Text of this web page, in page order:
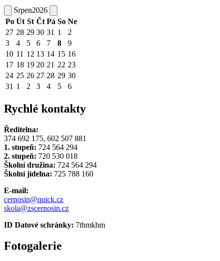
Srpen2026
Po Út St Čt Pá So Ne
27 28 29 30 31 1
2
3
4 5 6 7 8
9
10 11 12 13 14 15 16
17 18 19 20 21 22 23
24 25 26 27 28 29 30
31 1 2 3 4 5 6
Rychlé kontakty
Ředitelna:
374 692 175, 602 507 881
1. stupeň: 724 564 294
2. stupeň: 720 530 018
Školní družina: 724 564 294
Školní jídelna: 725 788 160
E-mail:
cernosin@quick.cz
skola@zscernosin.cz
ID Datové schránky: 7thmkhm
Fotogalerie